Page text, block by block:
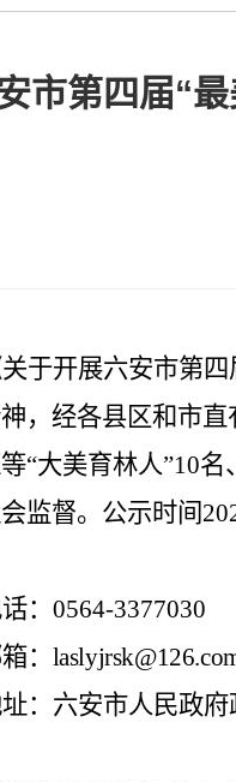
市第四届“
于开展六安市第四
神，经各县区和市直
等“大美育林人”10名
监督。公示时间
： 0564-3377030
：
：六安市人民政